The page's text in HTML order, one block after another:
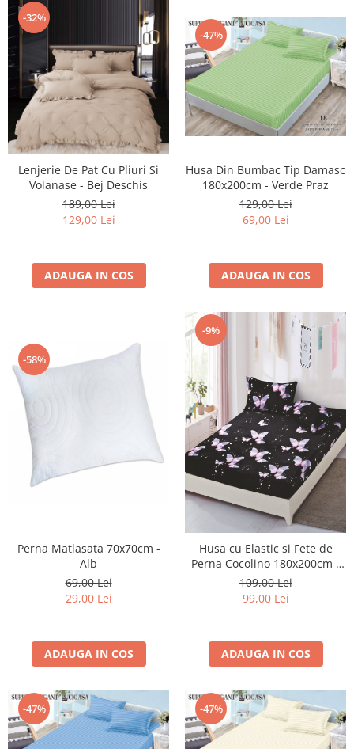
-32%
Lenjerie De Pat Cu Pliuri Si
Volanase - Bej Deschis
189,00 Lei
129,00 Lei
ADAUGA IN COS
-47%
Husa Din Bumbac Tip Damasc
180x200cm - Verde Praz
129,00 Lei
69,00 Lei
ADAUGA IN COS
-58%
Perna Matlasata 70x70cm -
Alb
69,00 Lei
29,00 Lei
ADAUGA IN COS
-9%
Husa cu Elastic si Fete de
Perna Cocolino 180x200cm -
Fluturi Roz
109,00 Lei
99,00 Lei
ADAUGA IN COS
-47% -47%